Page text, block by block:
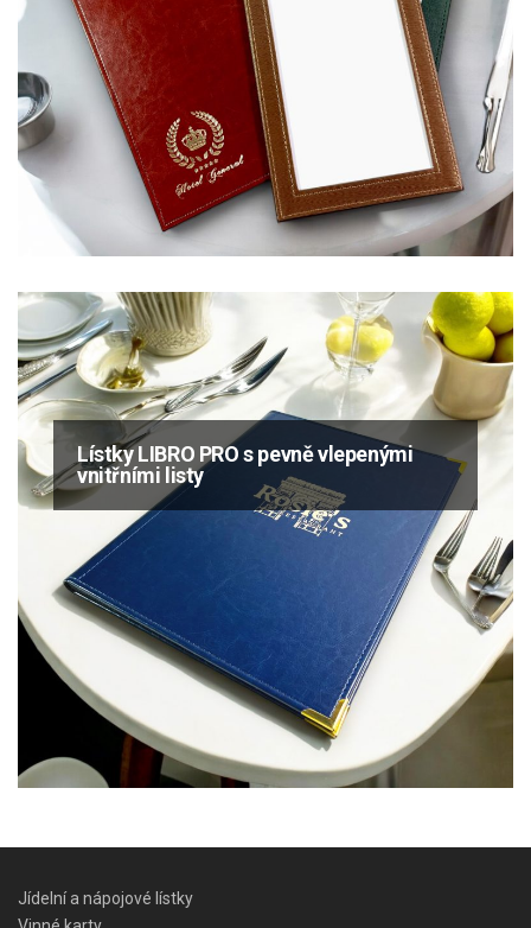
Lístky LIBRO PRO s pevně vlepenými
vnitřními listy
Jídelní a nápojové lístky